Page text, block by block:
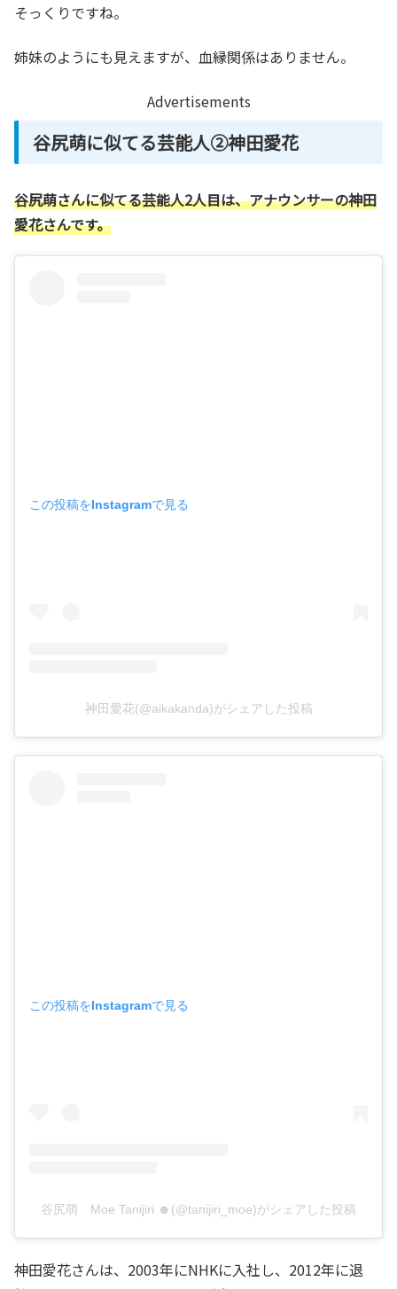
そっくりですね。
姉妹のようにも見えますが、血縁関係はありません。
Advertisements
谷尻萌に似てる芸能人②神田愛花
谷尻萌さんに似てる芸能人2人目は、アナウンサーの神田
愛花さんです。
この投稿をInstagramで見る
神田愛花(@aikakanda)がシェアした投稿
この投稿をInstagramで見る
谷尻萌 Moe Tanijiri ☻(@tanijiri_moe)がシェアした投稿
神田愛花さんは、2003年にNHKに入社し、2012年に退